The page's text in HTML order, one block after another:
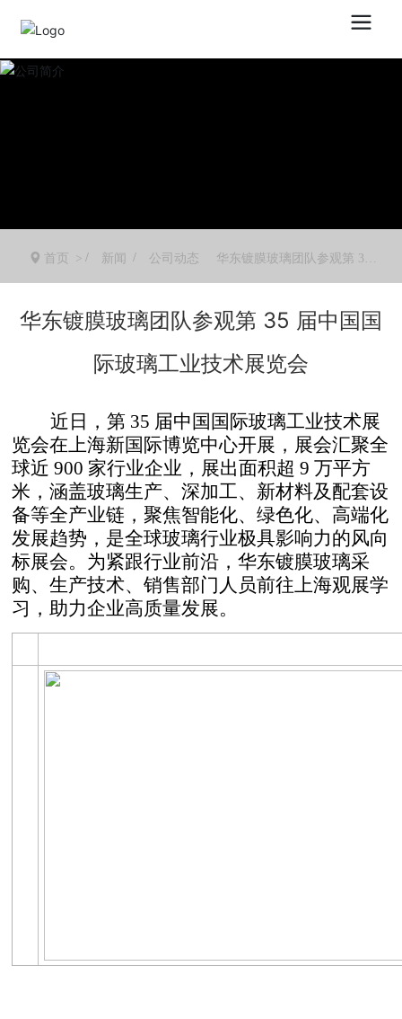
首页 新闻 公司动态
华东镀膜玻璃团队参观第 35
华东镀膜玻璃团队参观第 35 届中国国
际玻璃工业技术展览会
近日，第 35 届中国国际玻璃工业技术展
览会在上海新国际博览中心开展，展会汇聚全
球近 900 家行业企业，展出面积超 9 万平方
米，涵盖玻璃生产、深加工、新材料及配套设
备等全产业链，聚焦智能化、绿色化、高端化
发展趋势，是全球玻璃行业极具影响力的风向
标展会。为紧跟行业前沿，华东镀膜玻璃采
购、生产技术、销售部门人员前往上海观展学
习，助力企业高质量发展。